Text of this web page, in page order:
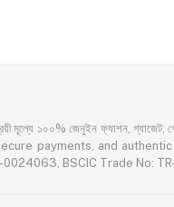
ফ্যাশন, গ্যাজেট, গ্রোসারি
and authentic
BSCIC Trade No: